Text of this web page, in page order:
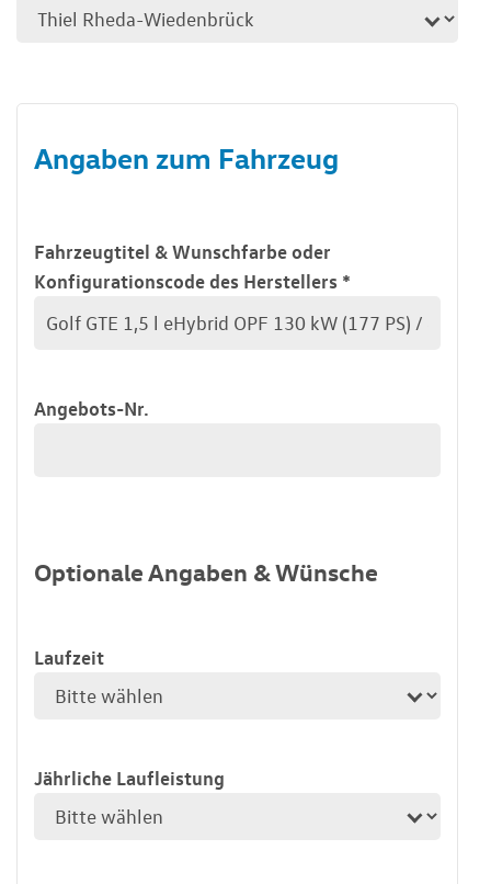
Angaben zum Fahrzeug
Fahrzeugtitel & Wunschfarbe oder
Konfigurationscode des Herstellers *
Angebots-Nr.
Optionale Angaben & Wünsche
Laufzeit
Jährliche Laufleistung